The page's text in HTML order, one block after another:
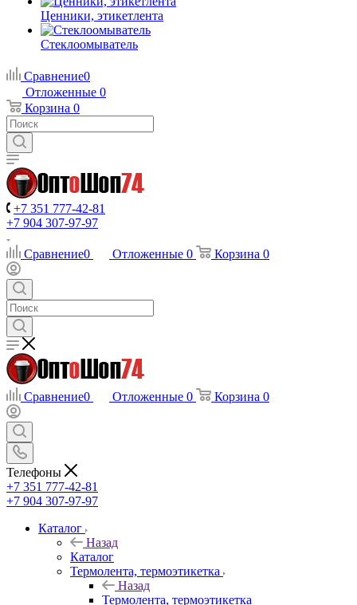
Ценники, этикетлента
Стеклоомыватель
Сравнение0
Отложенные 0
Корзина 0
+7 351 777-42-81
+7 904 307-97-97
Сравнение0 Отложенные 0 Корзина 0
Сравнение0 Отложенные 0 Корзина 0
Телефоны
+7 351 777-42-81
+7 904 307-97-97
Каталог
Назад
Каталог
Термолента, термоэтикетка
Назад
Термолента, термоэтикетка